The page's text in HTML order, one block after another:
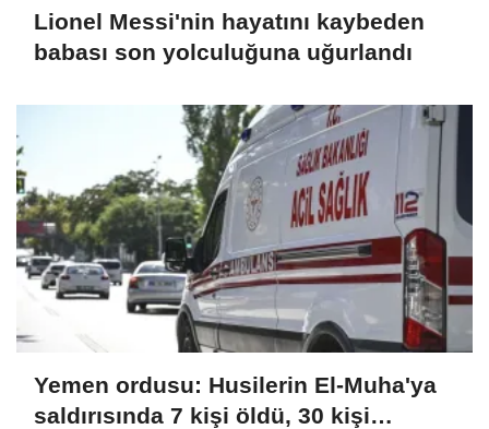
Lionel Messi'nin hayatını kaybeden
babası son yolculuğuna uğurlandı
Yemen ordusu: Husilerin El-Muha'ya
saldırısında 7 kişi öldü, 30 kişi